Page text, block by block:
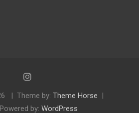
Theme by: Theme Horse
by: WordPress